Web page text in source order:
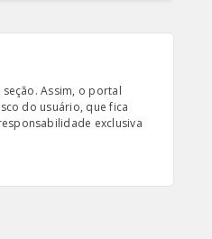
Assim, o portal
do usuário, que fica
exclusiva